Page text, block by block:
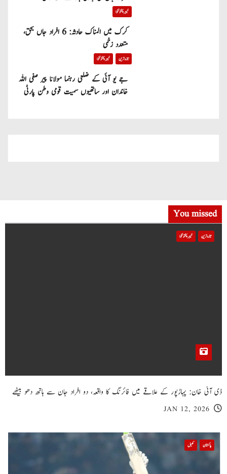
خیبر پختونخوا
کرک میں المناک حادثہ: 6 افراد جاں بحق،
متعدد زخمی
تازہ ترین خیبر پختونخوا
جے یو آئی کے ضلعی رہنما مولانا پیر صفی اللہ
خاندان اور ساتھیوں سمیت قومی وطن پارٹی
You missed
تازہ ترین خیبر پختونخوا
ڈی آئی خان: پہاڑپور کے علاقے میں فائرنگ کا واقعہ، دو افراد جان سے ہاتھ دھو بیٹھے
JAN 12, 2026
پاکستان کھیل